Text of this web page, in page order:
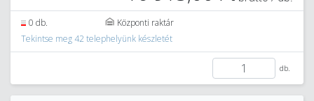
0 db.
Központi raktár
Tekintse meg 42 telephelyünk készletét
db.